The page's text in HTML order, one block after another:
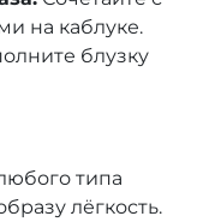
на каблуке.
блузку
типа
лёгкость.